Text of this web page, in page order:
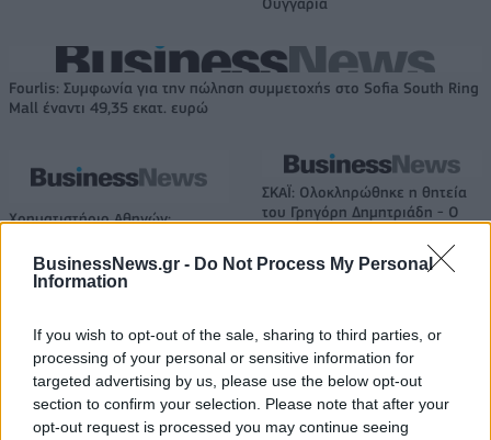
BusinessNews.gr - Do Not Process My Personal
Information
If you wish to opt-out of the sale, sharing to third parties, or
processing of your personal or sensitive information for
targeted advertising by us, please use the below opt-out
section to confirm your selection. Please note that after your
opt-out request is processed you may continue seeing
Fourlis: Συμφωνία για την πώληση συμμετοχής στο Sofia South Ring
Mall έναντι 49,35 εκατ. ευρώ
Χρηματιστήριο Αθηνών:
κέρδη 23,31% από τις αρχές
του έτους
ΣΚΑΪ: Ολοκληρώθηκε η θητεία
του Γρηγόρη Δημητριάδη - Ο
Media: Με ενίσχυση 8 εκατ. ευρώ σε 451 επιχειρήσεις ξεκίνησε το
πρόγραμμα στήριξης- Κάλυψη εισφορών ΕΔΟΕΑΠ